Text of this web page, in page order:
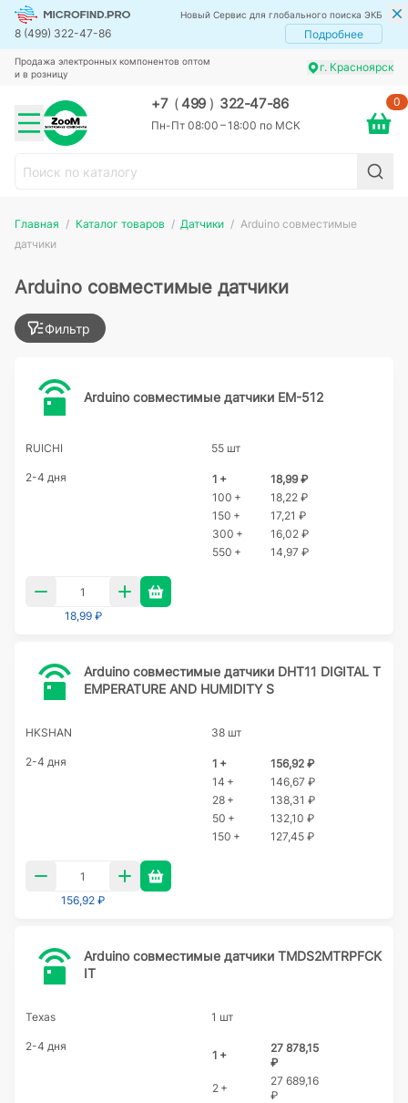
Новый Сервис для глобального поиска ЭКБ
8 (499) 322-47-86 Подробнее
Продажа электронных компонентов оптом
и в розницу
г. Красноярск
+7 (499 ) 322-47-86
Пн-Пт 08:00 – 18:00 по МСК
0
Главная Каталог товаров Датчики
Arduino совместимые
датчики
Arduino совместимые датчики
Фильтр
Arduino совместимые датчики EM-512
RUICHI 55 шт
2-4 дня 1 +
18,99 ₽
100 +
18,22 ₽
150 +
17,21 ₽
300 +
16,02 ₽
550 +
14,97 ₽
18,99 ₽
Arduino совместимые датчики DHT11 DIGITAL T
EMPERATURE AND HUMIDITY S
HKSHAN 38 шт
2-4 дня 1 +
156,92 ₽
14 +
146,67 ₽
28 +
138,31 ₽
50 +
132,10 ₽
150 +
127,45 ₽
156,92 ₽
Arduino совместимые датчики TMDS2MTRPFCK
IT
Texas 1 шт
2-4 дня
1 +
27 878,15
₽
2 +
27 689,16
₽